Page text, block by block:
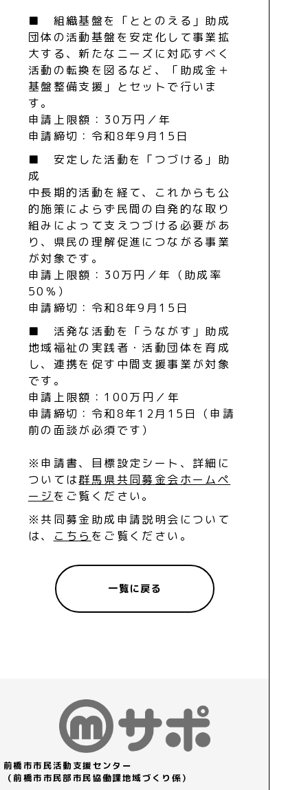
■ 組織基盤を「ととのえる」助成
団体の活動基盤を安定化して事業拡
大する、新たなニーズに対応すべく
活動の転換を図るなど、「助成金＋
基盤整備支援」とセットで行いま
す。
申請上限額：30万円／年
申請締切：令和8年9月15日
■ 安定した活動を「つづける」助
成
中長期的活動を経て、これからも公
的施策によらず民間の自発的な取り
組みによって支えつづける必要があ
り、県民の理解促進につながる事業
が対象です。
申請上限額：30万円／年（助成率
50％）
申請締切：令和8年9月15日
■ 活発な活動を「うながす」助成
地域福祉の実践者・活動団体を育成
し、連携を促す中間支援事業が対象
です。
申請上限額：100万円／年
申請締切：令和8年12月15日（申請
前の面談が必須です）
※申請書、目標設定シート、詳細に
ついては群馬県共同募金会ホームペ
ージをご覧ください。
※共同募金助成申請説明会について
は、
こちら をご覧ください。
一覧に戻る
前橋市市民活動支援センター
（前橋市市民部市民協働課地域づくり係）